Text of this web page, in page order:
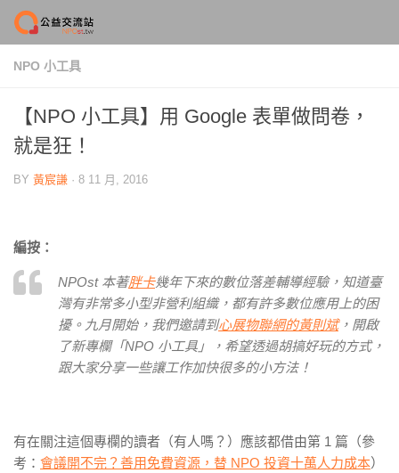
Skip to content
NPO 小工具
【NPO 小工具】用 Google 表單做問卷，
就是狂！
BY 黃宸謙 · 8 11 月, 2016
編按：
NPOst 本著胖卡幾年下來的數位落差輔導經驗，知道臺
灣有非常多小型非營利組織，都有許多數位應用上的困
擾。九月開始，我們邀請到心展物聯網的黃則斌，開啟
了新專欄「NPO 小工具」，希望透過胡搞好玩的方式，
跟大家分享一些讓工作加快很多的小方法！
有在關注這個專欄的讀者（有人嗎？）應該都借由第 1 篇（參
考： 會議開不完？善用免費資源，替 NPO 投資十萬人力成本）